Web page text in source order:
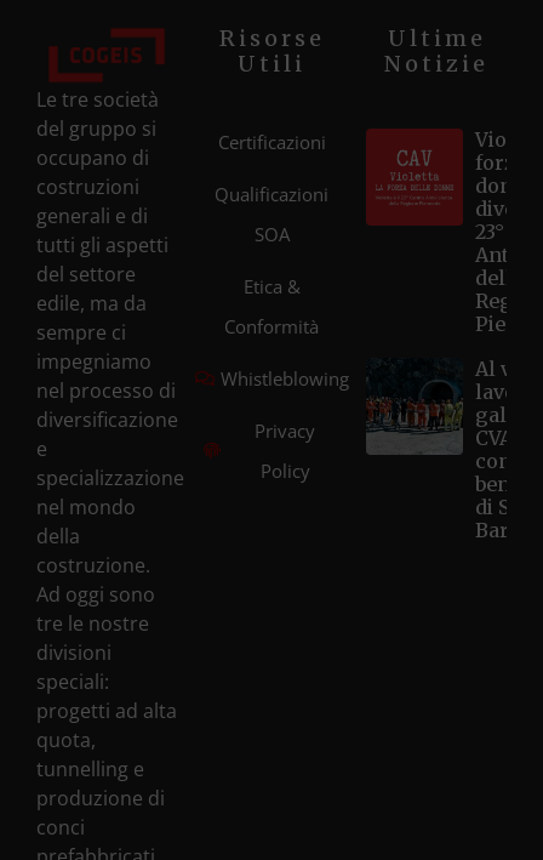
Le tre società
del gruppo si
occupano di
costruzioni
generali e di
tutti gli aspetti
del settore
edile, ma da
sempre ci
impegniamo
nel processo di
diversificazione
e
specializzazione
nel mondo
della
costruzione.
Ad oggi sono
tre le nostre
divisioni
speciali:
progetti ad alta
quota,
tunnelling e
produzione di
conci
Risorse
Utili
Certificazioni
Qualificazioni
SOA
Etica &
Conformità
Whistleblowing
Privacy
Policy
Ultime
Notizie
forza
donne
23°
della
Al via i
lavori
CVA
con la
di